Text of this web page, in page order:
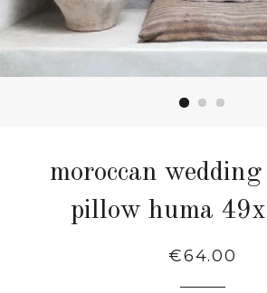
moroccan
pillow huma
Regular
€64.00